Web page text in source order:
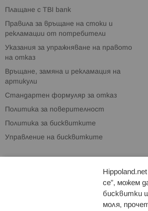
Плащане с TBI bank
Правила за връщане на стоки и
рекламации от потребители
Указания за упражняване на правото
на отказ
Връщане, замяна и рекламация на
артикули
Стандартен формуляр за отказ
Политика за поверителност
Политика за бисквитките
Управление на бисквитките
се”, можем
бисквитки
моля,